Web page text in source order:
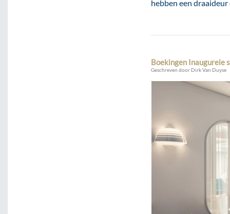
hebben een
Boekingen Inaugurele
Geschreven door Dirk Van Duyse